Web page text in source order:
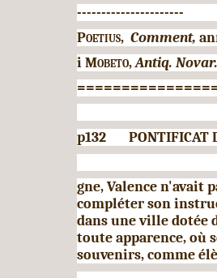
----------------------
Poetius, Comment,
iMobeto,Antiq.
p132 PONTIFICAT
gne, Valence n'avait
compléter son
dans une ville dotée
toute apparence, où
souvenirs, comme